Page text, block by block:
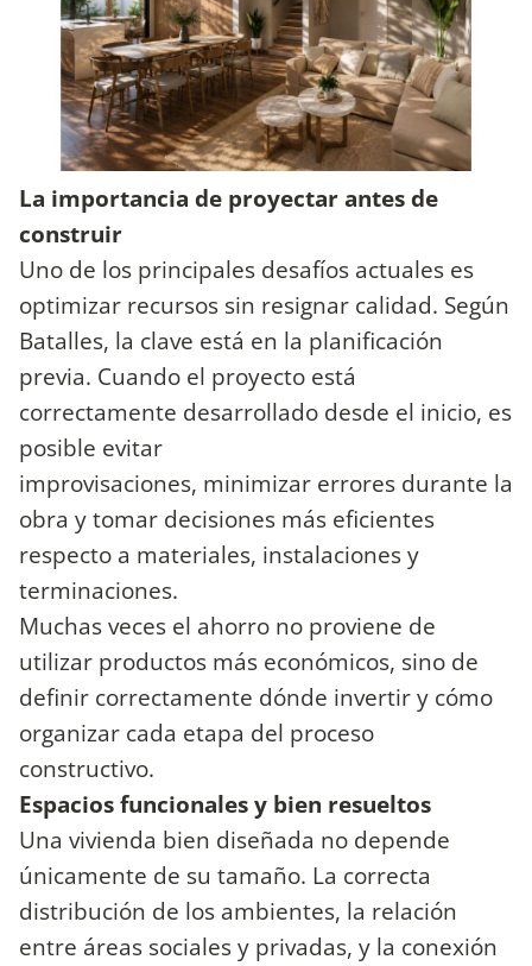
La importancia de proyectar antes de
construir
Uno de los principales desafíos actuales es
optimizar recursos sin resignar calidad. Según
Batalles, la clave está en la planificación
previa. Cuando el proyecto está
correctamente desarrollado desde el inicio, es
posible evitar
improvisaciones, minimizar errores durante la
obra y tomar decisiones más eficientes
respecto a materiales, instalaciones y
terminaciones.
Muchas veces el ahorro no proviene de
utilizar productos más económicos, sino de
definir correctamente dónde invertir y cómo
organizar cada etapa del proceso
constructivo.
Espacios funcionales y bien resueltos
Una vivienda bien diseñada no depende
únicamente de su tamaño. La correcta
distribución de los ambientes, la relación
entre áreas sociales y privadas, y la conexión